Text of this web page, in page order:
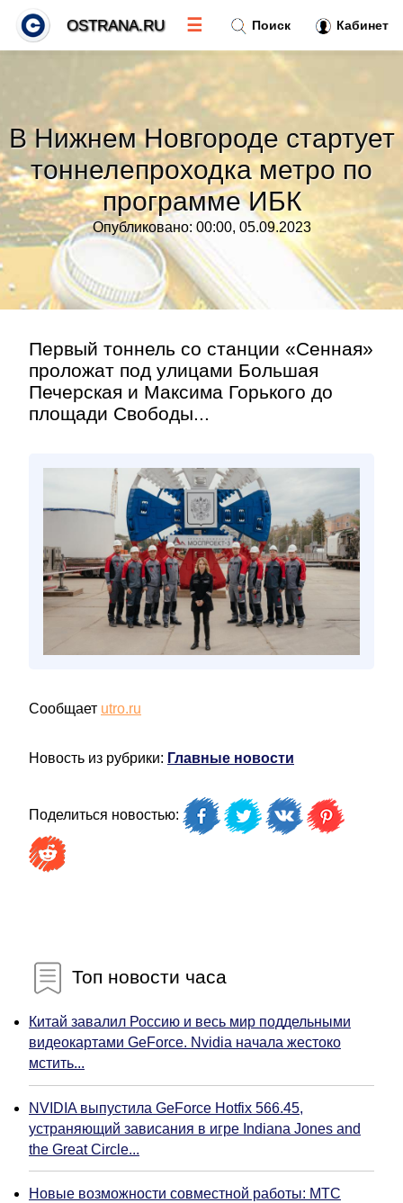
В Нижнем Новгороде стартует
тоннелепроходка метро по
программе ИБК
Опубликовано: 00:00, 05.09.2023
Первый тоннель со станции «Сенная»
проложат под улицами Большая
Печерская и Максима Горького до
площади Свободы...
Сообщает utro.ru
Новость из рубрики: Главные новости
Поделиться новостью:
Топ новости часа
Китай завалил Россию и весь мир поддельными
видеокартами GeForce. Nvidia начала жестоко
мстить...
NVIDIA выпустила GeForce Hotfix 566.45,
устраняющий зависания в игре Indiana Jones and
the Great Circle...
Новые возможности совместной работы: МТС
Поиск Кабинет
OSTRANA.RU ☰
Тренды новостей »
Рубрики»
Правила
Контакт»